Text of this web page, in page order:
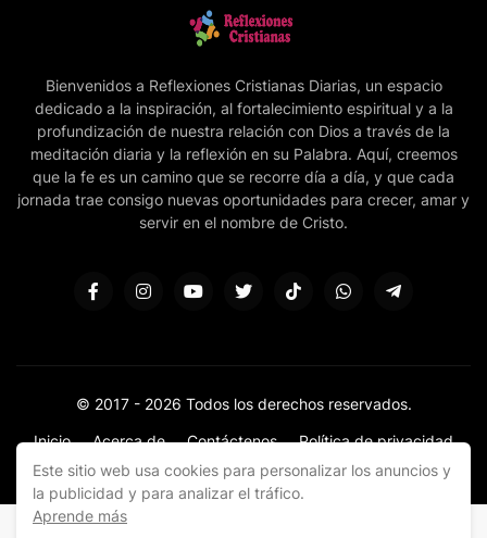
Bienvenidos a Reflexiones Cristianas Diarias, un espacio
dedicado a la inspiración, al fortalecimiento espiritual y a la
profundización de nuestra relación con Dios a través de la
meditación diaria y la reflexión en su Palabra. Aquí, creemos
que la fe es un camino que se recorre día a día, y que cada
jornada trae consigo nuevas oportunidades para crecer, amar y
servir en el nombre de Cristo.
© 2017 - 2026 Todos los derechos reservados.
Inicio
Acerca de Contáctenos
Política de privacidad
Donar
Sitemap
Este sitio web usa cookies para personalizar los anuncios y
la publicidad y para analizar el tráfico.
Aprende más